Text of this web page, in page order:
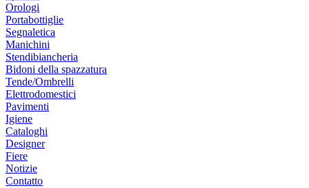
Orologi
Portabottiglie
Segnaletica
Manichini
Stendibiancheria
Bidoni della spazzatura
Tende/Ombrelli
Elettrodomestici
Pavimenti
Igiene
Cataloghi
Designer
Fiere
Notizie
Contatto